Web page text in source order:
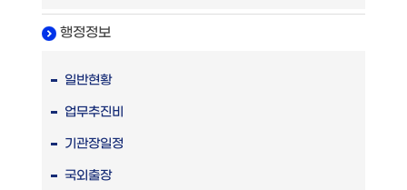
행정정보
일반현황
업무추진비
기관장일정
국외출장